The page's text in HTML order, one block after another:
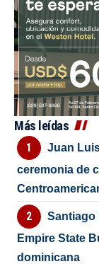
Más leídas
Juan
ceremonia de
Santiago
Empire State
dominicana